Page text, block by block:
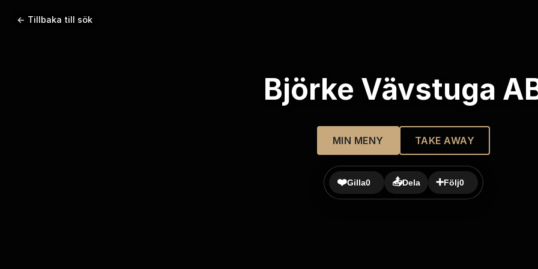
← Tillbaka till sök
Björke Vävstuga
MIN MENY TAKE AWAY
❤️Gilla0 📤Dela ➕Följ0